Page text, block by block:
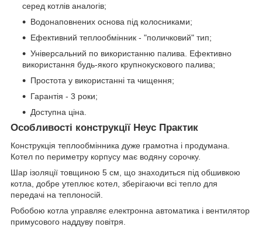
серед котлів аналогів;
Водонаповнених основа під колосниками;
Ефективний теплообмінник - "поличковий" тип;
Універсальний по використанню палива. Ефективно
використання будь-якого крупнокускового палива;
Простота у використанні та чищення;
Гарантія - 3 роки;
Доступна ціна.
Особливості конструкції Неус Практик
Конструкція теплообмінника дуже грамотна і продумана.
Котел по периметру корпусу має водяну сорочку.
Шар ізоляції товщиною 5 см, що знаходиться під обшивкою
котла, добре утеплює котел, зберігаючи всі тепло для
передачі на теплоносій.
Робобою котла управляє електронна автоматика і вентилятор
примусового наддуву повітря.